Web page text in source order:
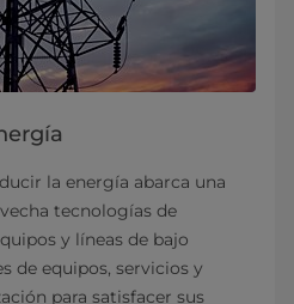
la energía abarca una
tecnologías de
y líneas de bajo
de equipos, servicios y
para satisfacer sus